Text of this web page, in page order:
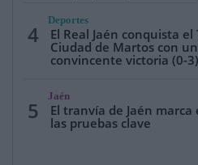
4
Deportes
El Real Jaén conquista el
Ciudad de Martos con
convincente victoria (0-3)
5
Jaén
El tranvía de Jaén marca
las pruebas clave